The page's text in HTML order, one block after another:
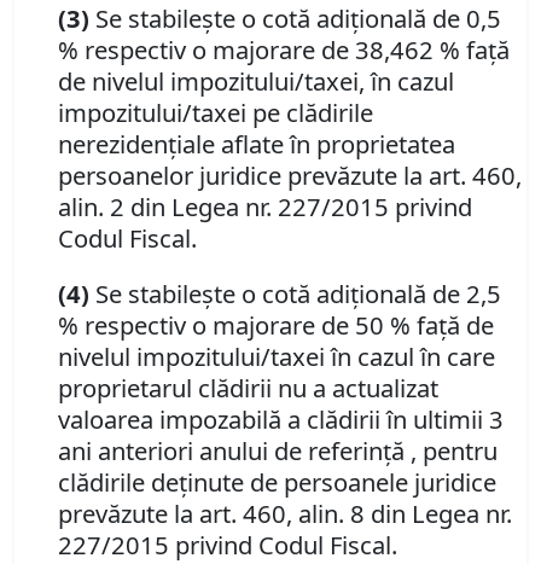
(3) Se stabileşte o cotă adiţională de 0,5
% respectiv o majorare de 38,462 % faţă
de nivelul impozitului/taxei, în cazul
impozitului/taxei pe clădirile
nerezidenţiale aflate în proprietatea
persoanelor juridice prevăzute la art. 460,
alin. 2 din Legea nr. 227/2015 privind
Codul Fiscal.
(4) Se stabileşte o cotă adiţională de 2,5
% respectiv o majorare de 50 % faţă de
nivelul impozitului/taxei în cazul în care
proprietarul clădirii nu a actualizat
valoarea impozabilă a clădirii în ultimii 3
ani anteriori anului de referinţă , pentru
clădirile deţinute de persoanele juridice
prevăzute la art. 460, alin. 8 din Legea nr.
227/2015 privind Codul Fiscal.